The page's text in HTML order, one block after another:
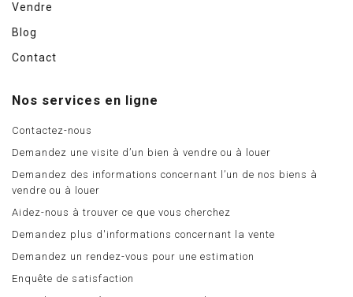
Vendre
Blog
Contact
Nos services en ligne
Contactez-nous
Demandez une visite d’un bien à vendre ou à louer
Demandez des informations concernant l’un de nos biens à
vendre ou à louer
Aidez-nous à trouver ce que vous cherchez
Demandez plus d'informations concernant la vente
Demandez un rendez-vous pour une estimation
Enquête de satisfaction